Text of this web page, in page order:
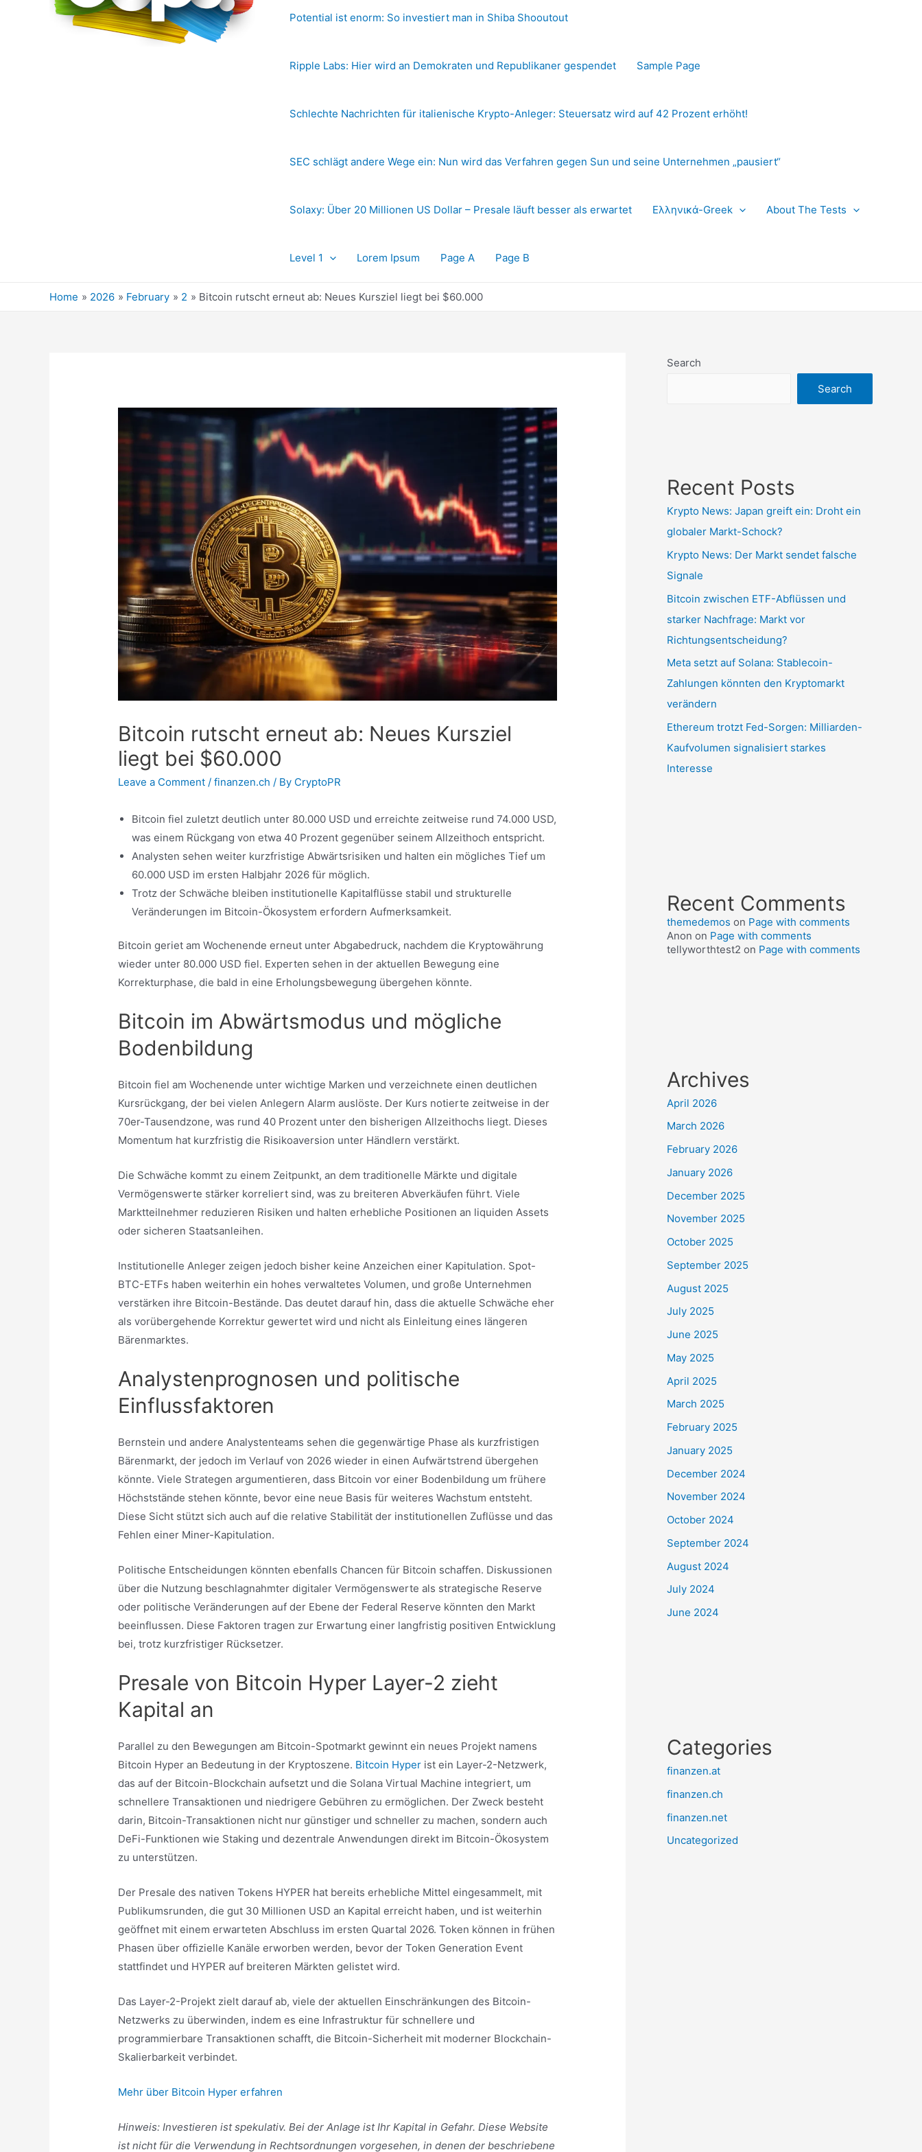
Potential ist enorm: So investiert man in Shiba Shooutout
Ripple Labs: Hier wird an Demokraten und Republikaner gespendet Sample Page
Schlechte Nachrichten für italienische Krypto-Anleger: Steuersatz wird auf 42 Prozent erhöht!
SEC schlägt andere Wege ein: Nun wird das Verfahren gegen Sun und seine Unternehmen „pausiert“
Solaxy: Über 20 Millionen US Dollar – Presale läuft besser als erwartet Ελληνικά-Greek About The Tests
Level 1 Lorem Ipsum Page A Page B
Home 2026 February 2 Bitcoin rutscht erneut ab: Neues Kursziel liegt bei $60.000
Bitcoin rutscht erneut ab: Neues Kursziel
liegt bei $60.000
Leave a Comment /finanzen.ch / By CryptoPR
Bitcoin fiel zuletzt deutlich unter 80.000 USD und erreichte zeitweise rund 74.000 USD,
was einem Rückgang von etwa 40 Prozent gegenüber seinem Allzeithoch entspricht.
Analysten sehen weiter kurzfristige Abwärtsrisiken und halten ein mögliches Tief um
60.000 USD im ersten Halbjahr 2026 für möglich.
Trotz der Schwäche bleiben institutionelle Kapitalflüsse stabil und strukturelle
Veränderungen im Bitcoin-Ökosystem erfordern Aufmerksamkeit.
Bitcoin geriet am Wochenende erneut unter Abgabedruck, nachdem die Kryptowährung
wieder unter 80.000 USD fiel. Experten sehen in der aktuellen Bewegung eine
Korrekturphase, die bald in eine Erholungsbewegung übergehen könnte.
Bitcoin im Abwärtsmodus und mögliche
Bodenbildung
Bitcoin fiel am Wochenende unter wichtige Marken und verzeichnete einen deutlichen
Kursrückgang, der bei vielen Anlegern Alarm auslöste. Der Kurs notierte zeitweise in der
70er-Tausendzone, was rund 40 Prozent unter den bisherigen Allzeithochs liegt. Dieses
Momentum hat kurzfristig die Risikoaversion unter Händlern verstärkt.
Die Schwäche kommt zu einem Zeitpunkt, an dem traditionelle Märkte und digitale
Vermögenswerte stärker korreliert sind, was zu breiteren Abverkäufen führt. Viele
Marktteilnehmer reduzieren Risiken und halten erhebliche Positionen an liquiden Assets
oder sicheren Staatsanleihen.
Institutionelle Anleger zeigen jedoch bisher keine Anzeichen einer Kapitulation. Spot-
BTC-ETFs haben weiterhin ein hohes verwaltetes Volumen, und große Unternehmen
verstärken ihre Bitcoin-Bestände. Das deutet darauf hin, dass die aktuelle Schwäche eher
als vorübergehende Korrektur gewertet wird und nicht als Einleitung eines längeren
Bärenmarktes.
Analystenprognosen und politische
Einflussfaktoren
Bernstein und andere Analystenteams sehen die gegenwärtige Phase als kurzfristigen
Bärenmarkt, der jedoch im Verlauf von 2026 wieder in einen Aufwärtstrend übergehen
könnte. Viele Strategen argumentieren, dass Bitcoin vor einer Bodenbildung um frühere
Höchststände stehen könnte, bevor eine neue Basis für weiteres Wachstum entsteht.
Diese Sicht stützt sich auch auf die relative Stabilität der institutionellen Zuflüsse und das
Fehlen einer Miner-Kapitulation.
Politische Entscheidungen könnten ebenfalls Chancen für Bitcoin schaffen. Diskussionen
über die Nutzung beschlagnahmter digitaler Vermögenswerte als strategische Reserve
oder politische Veränderungen auf der Ebene der Federal Reserve könnten den Markt
beeinflussen. Diese Faktoren tragen zur Erwartung einer langfristig positiven Entwicklung
bei, trotz kurzfristiger Rücksetzer.
Presale von Bitcoin Hyper Layer-2 zieht
Kapital an
Parallel zu den Bewegungen am Bitcoin-Spotmarkt gewinnt ein neues Projekt namens
Bitcoin Hyper an Bedeutung in der Kryptoszene. Bitcoin Hyper ist ein Layer-2-Netzwerk,
das auf der Bitcoin-Blockchain aufsetzt und die Solana Virtual Machine integriert, um
schnellere Transaktionen und niedrigere Gebühren zu ermöglichen. Der Zweck besteht
darin, Bitcoin-Transaktionen nicht nur günstiger und schneller zu machen, sondern auch
DeFi-Funktionen wie Staking und dezentrale Anwendungen direkt im Bitcoin-Ökosystem
zu unterstützen.
Der Presale des nativen Tokens HYPER hat bereits erhebliche Mittel eingesammelt, mit
Publikumsrunden, die gut 30 Millionen USD an Kapital erreicht haben, und ist weiterhin
geöffnet mit einem erwarteten Abschluss im ersten Quartal 2026. Token können in frühen
Phasen über offizielle Kanäle erworben werden, bevor der Token Generation Event
stattfindet und HYPER auf breiteren Märkten gelistet wird.
Das Layer-2-Projekt zielt darauf ab, viele der aktuellen Einschränkungen des Bitcoin-
Netzwerks zu überwinden, indem es eine Infrastruktur für schnellere und
programmierbare Transaktionen schafft, die Bitcoin-Sicherheit mit moderner Blockchain-
Skalierbarkeit verbindet.
Mehr über Bitcoin Hyper erfahren
Hinweis: Investieren ist spekulativ. Bei der Anlage ist Ihr Kapital in Gefahr. Diese Website
ist nicht für die Verwendung in Rechtsordnungen vorgesehen, in denen der beschriebene
Search
Search
Recent Posts
Krypto News: Japan greift ein: Droht ein
globaler Markt-Schock?
Krypto News: Der Markt sendet falsche
Signale
Bitcoin zwischen ETF-Abflüssen und
starker Nachfrage: Markt vor
Richtungsentscheidung?
Meta setzt auf Solana: Stablecoin-
Zahlungen könnten den Kryptomarkt
verändern
Ethereum trotzt Fed-Sorgen: Milliarden-
Kaufvolumen signalisiert starkes
Interesse
Recent Comments
themedemos on Page with comments
Anon on Page with comments
tellyworthtest2 on Page with comments
Archives
April 2026
March 2026
February 2026
January 2026
December 2025
November 2025
October 2025
September 2025
August 2025
July 2025
June 2025
May 2025
April 2025
March 2025
February 2025
January 2025
December 2024
November 2024
October 2024
September 2024
August 2024
July 2024
June 2024
Categories
finanzen.at
finanzen.ch
finanzen.net
Uncategorized